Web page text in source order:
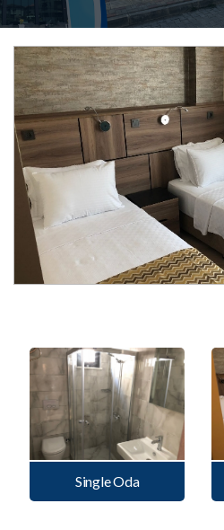
Single Oda